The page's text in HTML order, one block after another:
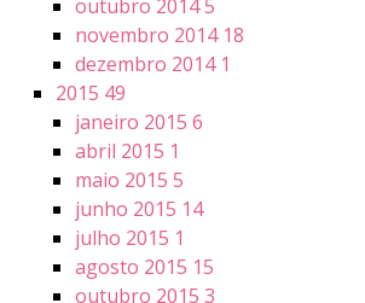
outubro 20145
novembro 2014 18
dezembro 2014 1
2015 49
janeiro 2015 6
abril 2015 1
maio 2015 5
junho 2015 14
julho 2015 1
agosto 2015 15
outubro 2015 3